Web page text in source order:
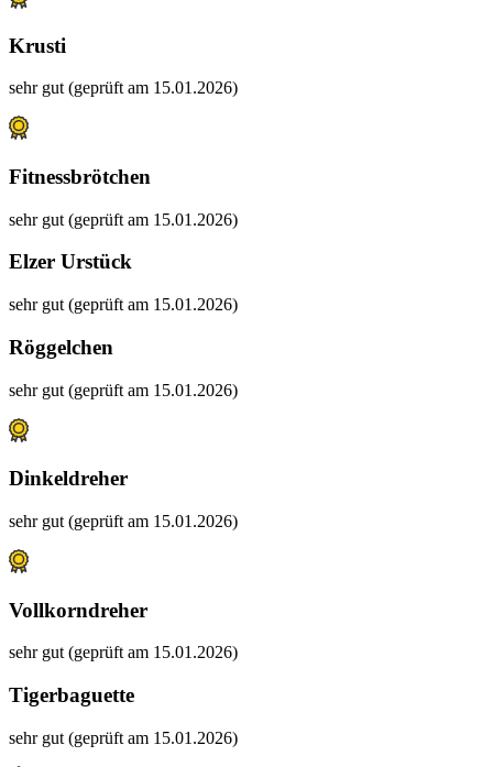
Krusti
sehr gut (geprüft am 15.01.2026)
Fitnessbrötchen
sehr gut (geprüft am 15.01.2026)
Elzer Urstück
sehr gut (geprüft am 15.01.2026)
Röggelchen
sehr gut (geprüft am 15.01.2026)
Dinkeldreher
sehr gut (geprüft am 15.01.2026)
Vollkorndreher
sehr gut (geprüft am 15.01.2026)
Tigerbaguette
sehr gut (geprüft am 15.01.2026)